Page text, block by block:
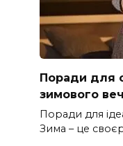
Поради для
зимового
Поради для
Зима – це